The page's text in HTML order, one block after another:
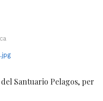
Santuario Pelagos, per